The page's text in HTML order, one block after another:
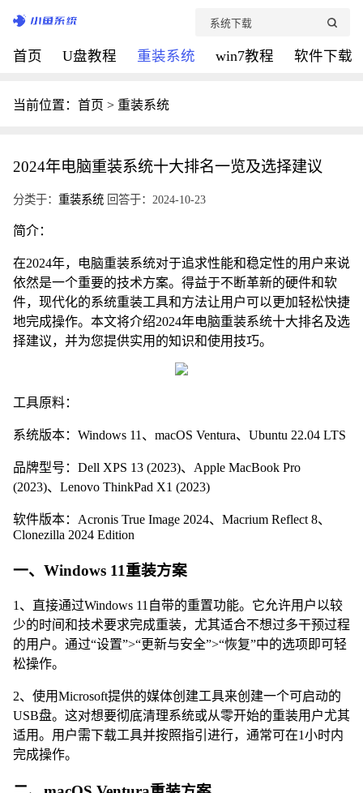
首页 U盘教程 重装系统 win7教程 软件下载
当前位置： 首页 > 重装系统
2024年电脑重装系统十大排名一览及选择建议
分类于： 重装系统 回答于：2024-10-23
简介：
在2024年，电脑重装系统对于追求性能和稳定性的用户来说
依然是一个重要的技术方案。得益于不断革新的硬件和软
件，现代化的系统重装工具和方法让用户可以更加轻松快捷
地完成操作。本文将介绍2024年电脑重装系统十大排名及选
择建议，并为您提供实用的知识和使用技巧。
工具原料：
系统版本：Windows 11、macOS Ventura、Ubuntu 22.04 LTS
品牌型号：Dell XPS 13 (2023)、Apple MacBook Pro
(2023)、Lenovo ThinkPad X1 (2023)
软件版本：Acronis True Image 2024、Macrium Reflect 8、
Clonezilla 2024 Edition
一、Windows 11重装方案
1、直接通过Windows 11自带的重置功能。它允许用户以较
少的时间和技术要求完成重装，尤其适合不想过多干预过程
的用户。通过“设置”>“更新与安全”>“恢复”中的选项即可轻
松操作。
2、使用Microsoft提供的媒体创建工具来创建一个可启动的
USB盘。这对想要彻底清理系统或从零开始的重装用户尤其
适用。用户需下载工具并按照指引进行，通常可在1小时内
完成操作。